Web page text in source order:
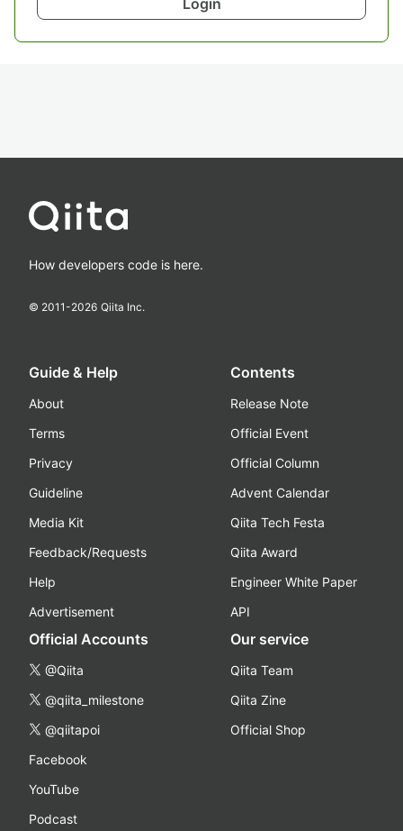
Login
How developers code is here.
© 2011-2026 Qiita Inc.
Guide & Help
About
Terms
Privacy
Guideline
Media Kit
Feedback/Requests
Help
Advertisement
Contents
Release Note
Official Event
Official Column
Advent Calendar
Qiita Tech Festa
Qiita Award
Engineer White Paper
API
Official Accounts
@Qiita
@qiita_milestone
@qiitapoi
Facebook
YouTube
Podcast
Our service
Qiita Team
Qiita Zine
Official Shop